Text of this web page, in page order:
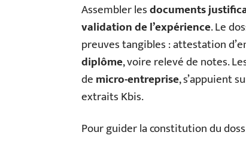
Assembler lesdocuments
validation de l’expérience. Le
preuves tangibles : attestation
diplôme, voire relevé de notes.
demicro-entreprise, s’appuient
extraits Kbis.
Pour guider la constitution du